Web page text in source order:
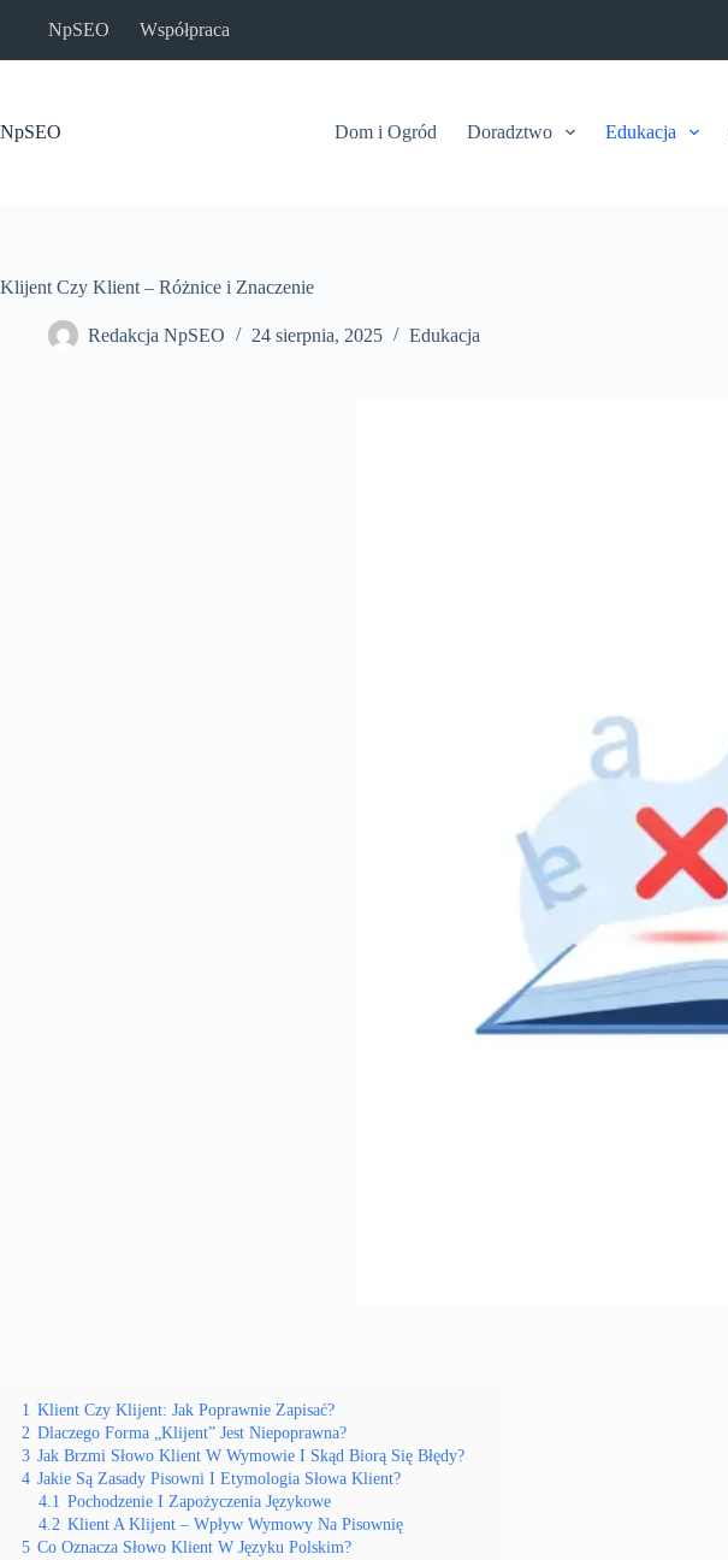
NpSEO Współpraca
NpSEO Dom i Ogród Doradztwo Edukacja
Klijent Czy Klient – Różnice i Znaczenie
Redakcja NpSEO 24 sierpnia, 2025 Edukacja
1 Klient Czy Klijent: Jak Poprawnie Zapisać?
2 Dlaczego Forma „Klijent” Jest Niepoprawna?
3 Jak Brzmi Słowo Klient W Wymowie I Skąd Biorą Się Błędy?
4 Jakie Są Zasady Pisowni I Etymologia Słowa Klient?
4.1 Pochodzenie I Zapożyczenia Językowe
4.2 Klient A Klijent – Wpływ Wymowy Na Pisownię
5 Co Oznacza Słowo Klient W Języku Polskim?